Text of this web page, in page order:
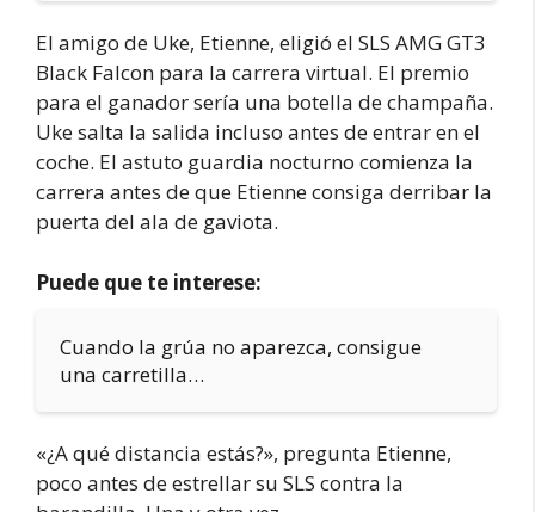
El amigo de Uke, Etienne, eligió el SLS AMG GT3
Black Falcon para la carrera virtual. El premio
para el ganador sería una botella de champaña.
Uke salta la salida incluso antes de entrar en el
coche. El astuto guardia nocturno comienza la
carrera antes de que Etienne consiga derribar la
puerta del ala de gaviota.
Puede que te interese:
Cuando la grúa no aparezca, consigue
una carretilla…
«¿A qué distancia estás?», pregunta Etienne,
poco antes de estrellar su SLS contra la